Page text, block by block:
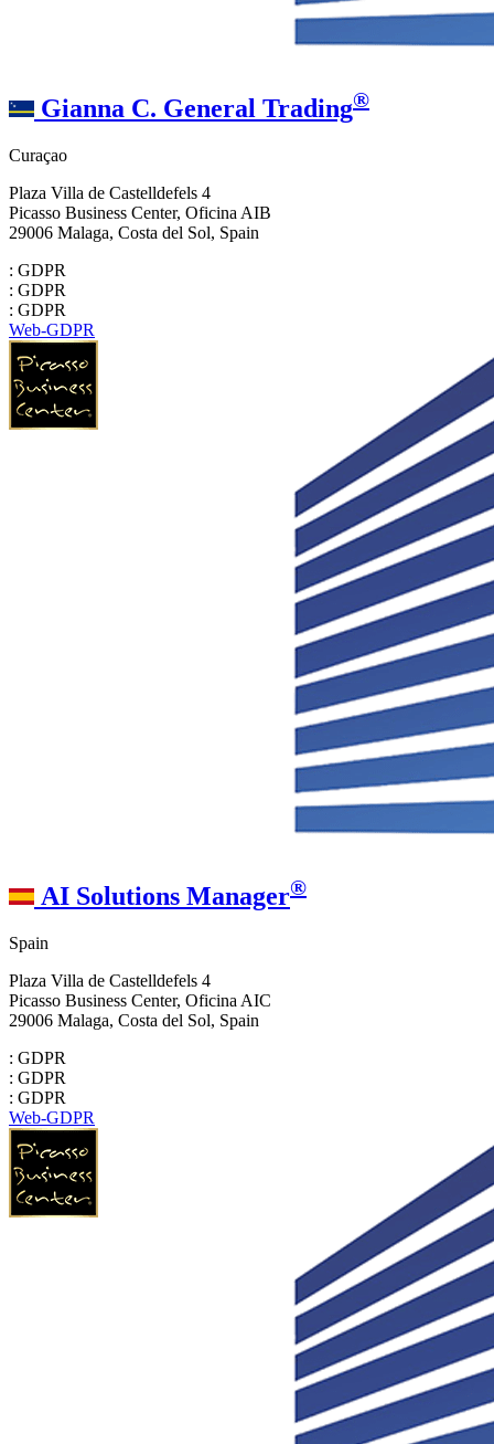
Gianna C. General Trading®
Curaçao
Plaza Villa de Castelldefels 4
Picasso Business Center, Oficina AIB
29006 Malaga, Costa del Sol, Spain
: GDPR
: GDPR
: GDPR
Web-GDPR
AI Solutions Manager®
Spain
Plaza Villa de Castelldefels 4
Picasso Business Center, Oficina AIC
29006 Malaga, Costa del Sol, Spain
: GDPR
: GDPR
: GDPR
Web-GDPR